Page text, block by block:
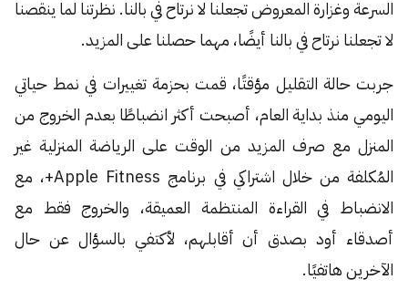
السرعة وغزارة المعروض تجعلنا لا نرتاح في بالنا. نظرتنا لما ينقصنا
لا تجعلنا نرتاح في بالنا أيضًا، مهما حصلنا على المزيد.
جربت حالة التقليل مؤقتًا، قمت بحزمة تغييرات في نمط حياتي
اليومي منذ بداية العام، أصبحت أكثر انضباطًا بعدم الخروج من
المنزل مع صرف المزيد من الوقت على الرياضة المنزلية غير
المُكلفة من خلال اشتراكي في برنامج Apple Fitness+، مع
الانضباط في القراءة المنتظمة العميقة، والخروج فقط مع
أصدقاء أود بصدق أن أقابلهم، لأكتفي بالسؤال عن حال
الآخرين هاتفيًا.